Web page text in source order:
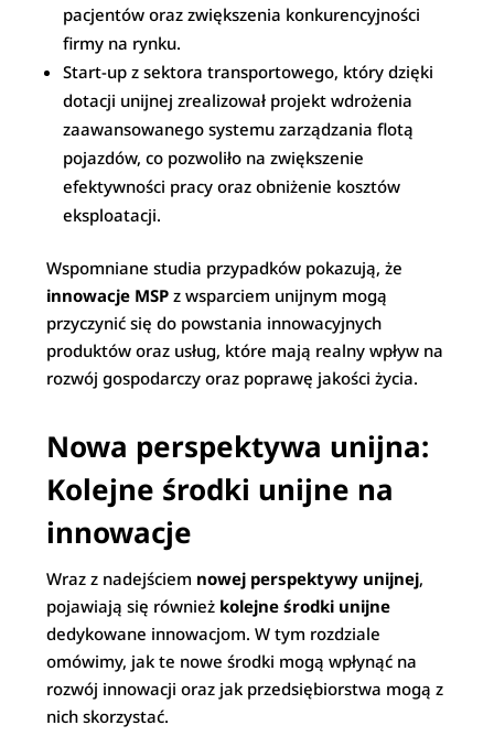
pacjentów oraz zwiększenia konkurencyjności
firmy na rynku.
Start-up z sektora transportowego, który dzięki
dotacji unijnej zrealizował projekt wdrożenia
zaawansowanego systemu zarządzania flotą
pojazdów, co pozwoliło na zwiększenie
efektywności pracy oraz obniżenie kosztów
eksploatacji.
Wspomniane studia przypadków pokazują, że
innowacje MSP z wsparciem unijnym mogą
przyczynić się do powstania innowacyjnych
produktów oraz usług, które mają realny wpływ na
rozwój gospodarczy oraz poprawę jakości życia.
Nowa perspektywa unijna:
Kolejne środki unijne na
innowacje
Wraz z nadejściem nowej perspektywy unijnej,
pojawiają się również kolejne środki unijne
dedykowane innowacjom. W tym rozdziale
omówimy, jak te nowe środki mogą wpłynąć na
rozwój innowacji oraz jak przedsiębiorstwa mogą z
nich skorzystać.